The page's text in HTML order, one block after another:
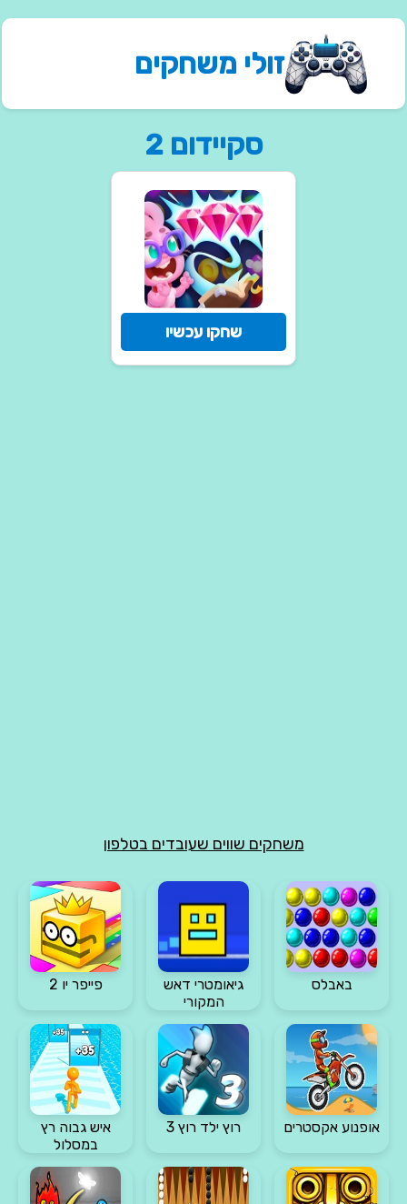
זולי משחקים
סקיידום 2
שחקו עכשיו
משחקים שווים שעובדים בטלפון
באבלס
גיאומטרי דאש
המקורי
פייפר יו 2
אופנוע אקסטרים רוץ ילד רוץ 3
איש גבוה רץ
במסלול